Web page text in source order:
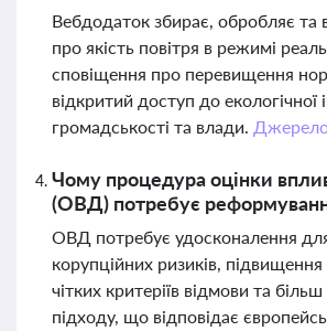
Вебдодаток збирає, обробляє та
про якість повітря в режимі
сповіщення про перевищення
відкритий доступ до екологічної
громадськості та влади.
Чому процедура оцінки
(ОВД) потребує
ОВД потребує удосконалення
корупційних ризиків, підвищення
чітких критеріїв відмови та
підходу, що відповідає